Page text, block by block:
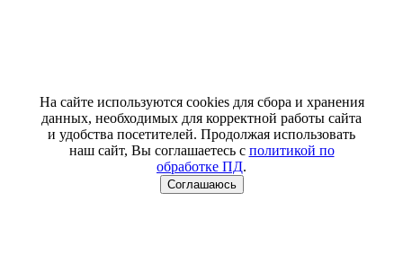
На сайте используются cookies для сбора и хранения
данных, необходимых для корректной работы сайта
и удобства посетителей. Продолжая использовать
наш сайт, Вы соглашаетесь с политикой по
обработке ПД.
Соглашаюсь